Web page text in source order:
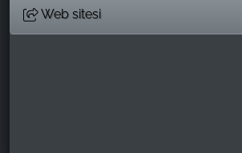
Web sitesi